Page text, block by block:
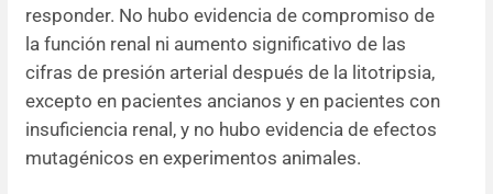
responder. No hubo evidencia de compromiso de
la función renal ni aumento significativo de las
cifras de presión arterial después de la litotripsia,
excepto en pacientes ancianos y en pacientes con
insuficiencia renal, y no hubo evidencia de efectos
mutagénicos en experimentos animales.